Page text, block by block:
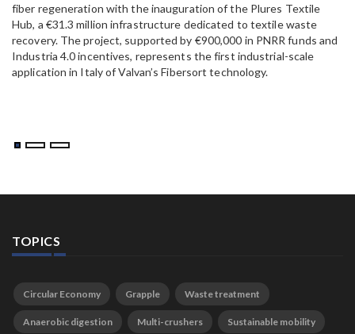
fiber regeneration with the inauguration of the Plures Textile
Hub, a €31.3 million infrastructure dedicated to textile waste
recovery. The project, supported by €900,000 in PNRR funds and
Industria 4.0 incentives, represents the first industrial-scale
application in Italy of Valvan’s Fibersort technology.
TOPICS
Circular Economy Grapple Waste treatment
Anaerobic digestion Multi-crushers Sustainable mobility